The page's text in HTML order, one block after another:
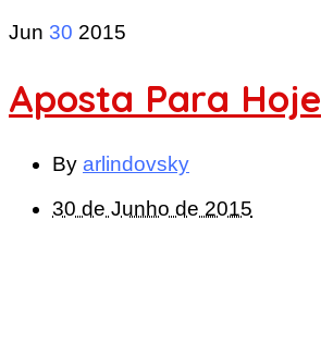
Jun 30 2015
Aposta Para Hoje
By arlindovsky
30 de Junho de 2015